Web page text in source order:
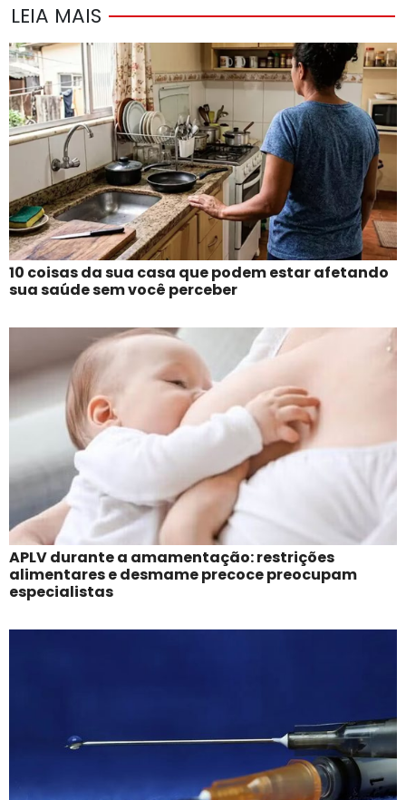
LEIA MAIS
10 coisas da sua casa que podem estar afetando
sua saúde sem você perceber
APLV durante a amamentação: restrições
alimentares e desmame precoce preocupam
especialistas